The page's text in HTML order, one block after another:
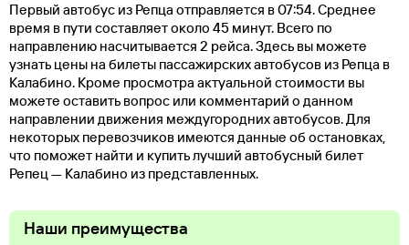
Первый автобус из Репца отправляется в 07:54. Среднее
время в пути составляет около 45 минут. Всего по
направлению насчитывается 2 рейса. Здесь вы можете
узнать цены на билеты пассажирских автобусов из Репца в
Калабино. Кроме просмотра актуальной стоимости вы
можете оставить вопрос или комментарий о данном
направлении движения междугородних автобусов. Для
некоторых перевозчиков имеются данные об остановках,
что поможет найти и купить лучший автобусный билет
Репец — Калабино из представленных.
Наши преимущества